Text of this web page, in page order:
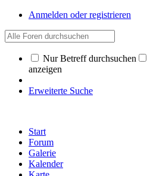
Anmelden oder registrieren
Nur Betreff durchsuchen
anzeigen
Erweiterte Suche
Start
Forum
Galerie
Kalender